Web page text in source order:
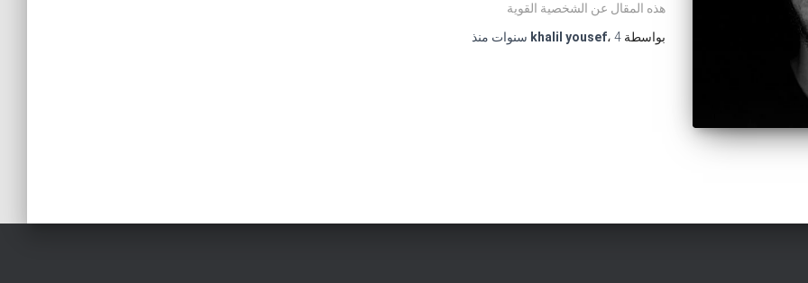
هذه المقال عن الشخصية القوية
بواسطة
khalil yousef،4 سنوات منذ